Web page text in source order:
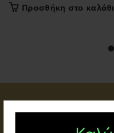
Προσθήκη στο καλάθι